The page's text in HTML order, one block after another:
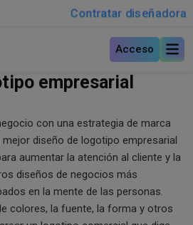
Contratar diseñadora
Acceso
empresarial
con una estrategia de marca
diseño de logotipo empresarial
aumentar la atención al cliente y la
diseños de negocios más
en la mente de las personas.
colores, la fuente, la forma y otros